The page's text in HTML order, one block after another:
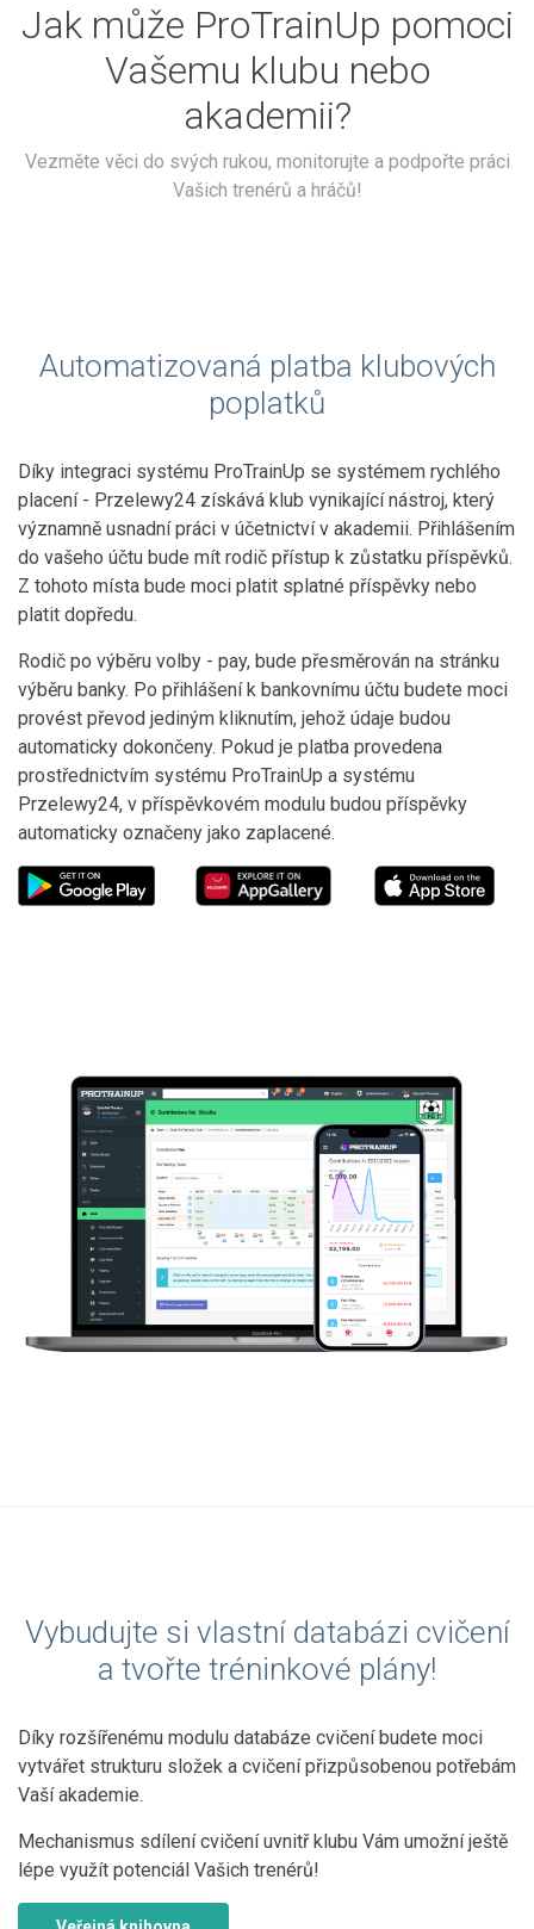
Jak může ProTrainUp pomoci
Vašemu klubu nebo
akademii?
Vezměte věci do svých rukou, monitorujte a podpořte práci
Vašich trenérů a hráčů!
Automatizovaná platba klubových
poplatků
Díky integraci systému ProTrainUp se systémem rychlého
placení - Przelewy24 získává klub vynikající nástroj, který
významně usnadní práci v účetnictví v akademii. Přihlášením
do vašeho účtu bude mít rodič přístup k zůstatku příspěvků.
Z tohoto místa bude moci platit splatné příspěvky nebo
platit dopředu.
Rodič po výběru volby - pay, bude přesměrován na stránku
výběru banky. Po přihlášení k bankovnímu účtu budete moci
provést převod jediným kliknutím, jehož údaje budou
automaticky dokončeny. Pokud je platba provedena
prostřednictvím systému ProTrainUp a systému
Przelewy24, v příspěvkovém modulu budou příspěvky
automaticky označeny jako zaplacené.
Vybudujte si vlastní databázi cvičení
a tvořte tréninkové plány!
Díky rozšířenému modulu databáze cvičení budete moci
vytvářet strukturu složek a cvičení přizpůsobenou potřebám
Vaší akademie.
Mechanismus sdílení cvičení uvnitř klubu Vám umožní ještě
lépe využít potenciál Vašich trenérů!